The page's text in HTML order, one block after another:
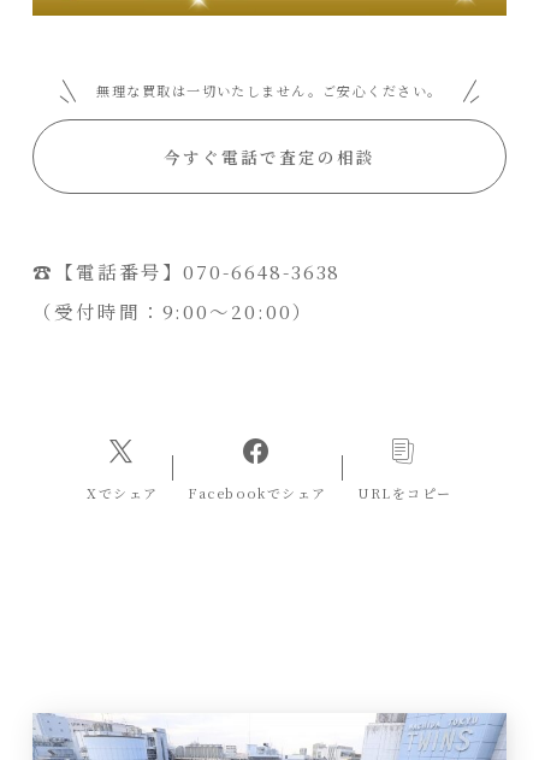
無理な買取は一切いたしません。ご安心ください。
今すぐ電話で査定の相談
☎【電話番号】070-6648-3638
（受付時間：9:00〜20:00）
Xでシェア Facebookでシェア URLをコピー